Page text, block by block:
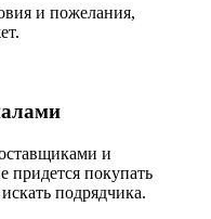
и пожелания,
и
покупать
подрядчика.